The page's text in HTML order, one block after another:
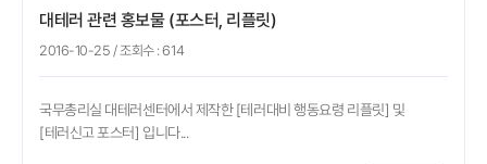
대테러 관련 홍보물 (포스터, 리플릿)
2016-10-25 / 조회수 :614
국무총리실 대테러센터에서 제작한 [테러대비 행동요령 리플릿] 및
[테러신고 포스터] 입니다...